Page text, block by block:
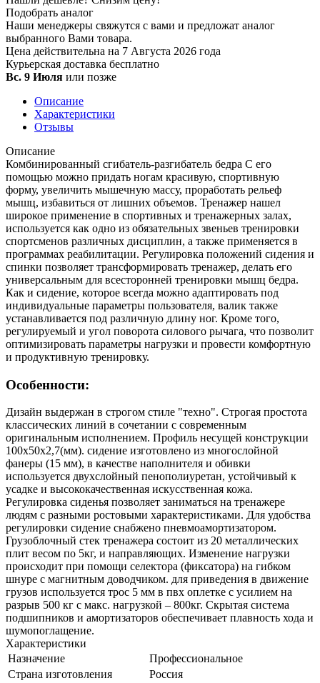
Подобрать аналог
Наши менеджеры свяжутся с вами и предложат аналог
выбранного Вами товара.
Цена действительна на 7 Августа 2026 года
Курьерская доставка бесплатно
Вс. 9 Июля или позже
Описание
Характеристики
Отзывы
Описание
Комбинированный сгибатель-разгибатель бедра С его
помощью можно придать ногам красивую, спортивную
форму, увеличить мышечную массу, проработать рельеф
мышц, избавиться от лишних объемов. Тренажер нашел
широкое применение в спортивных и тренажерных залах,
используется как одно из обязательных звеньев тренировки
спортсменов различных дисциплин, а также применяется в
программах реабилитации. Регулировка положений сидения и
спинки позволяет трансформировать тренажер, делать его
универсальным для всесторонней тренировки мышц бедра.
Как и сидение, которое всегда можно адаптировать под
индивидуальные параметры пользователя, валик также
устанавливается под различную длину ног. Кроме того,
регулируемый и угол поворота силового рычага, что позволит
оптимизировать параметры нагрузки и провести комфортную
и продуктивную тренировку.
Особенности:
Дизайн выдержан в строгом стиле "техно". Строгая простота
классических линий в сочетании с современным
оригинальным исполнением. Профиль несущей конструкции
100х50х2,7(мм). сидение изготовлено из многослойной
фанеры (15 мм), в качестве наполнителя и обивки
используется двухслойный пенополиуретан, устойчивый к
усадке и высококачественная искусственная кожа.
Регулировка сиденья позволяет заниматься на тренажере
людям с разными ростовыми характеристиками. Для удобства
регулировки сидение снабжено пневмоамортизатором.
Грузоблочный стек тренажера состоит из 20 металлических
плит весом по 5кг, и направляющих. Изменение нагрузки
происходит при помощи селектора (фиксатора) на гибком
шнуре с магнитным доводчиком. для приведения в движение
грузов используется трос 5 мм в пвх оплетке с усилием на
разрыв 500 кг с макс. нагрузкой – 800кг. Скрытая система
подшипников и амортизаторов обеспечивает плавность хода и
шумопоглащение.
Характеристики
Назначение
Профессиональное
Страна изготовления
Россия